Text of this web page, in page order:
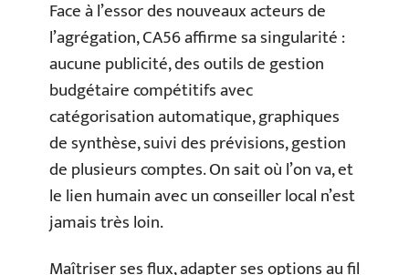
Face à l’essor des nouveaux acteurs de
l’agrégation, CA56 affirme sa singularité :
aucune publicité, des outils de gestion
budgétaire compétitifs avec
catégorisation automatique, graphiques
de synthèse, suivi des prévisions, gestion
de plusieurs comptes. On sait où l’on va, et
le lien humain avec un conseiller local n’est
jamais très loin.